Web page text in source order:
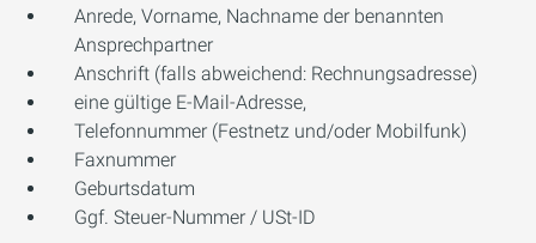
Anrede, Vorname, Nachname der benannten
Ansprechpartner
Anschrift (falls abweichend: Rechnungsadresse)
eine gültige E-Mail-Adresse,
Telefonnummer (Festnetz und/oder Mobilfunk)
Faxnummer
Geburtsdatum
Ggf. Steuer-Nummer / USt-ID